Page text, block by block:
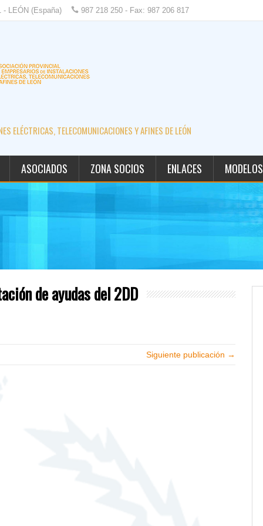
- LEÓN (España) 987 218 250 - Fax: 987 206 817
ELÉCTRICAS, TELECOMUNICACIONES Y AFINES DE LEÓN
ASOCIADOS ZONA SOCIOS ENLACES MODELOS
de ayudas del 2DD
Siguiente publicación →